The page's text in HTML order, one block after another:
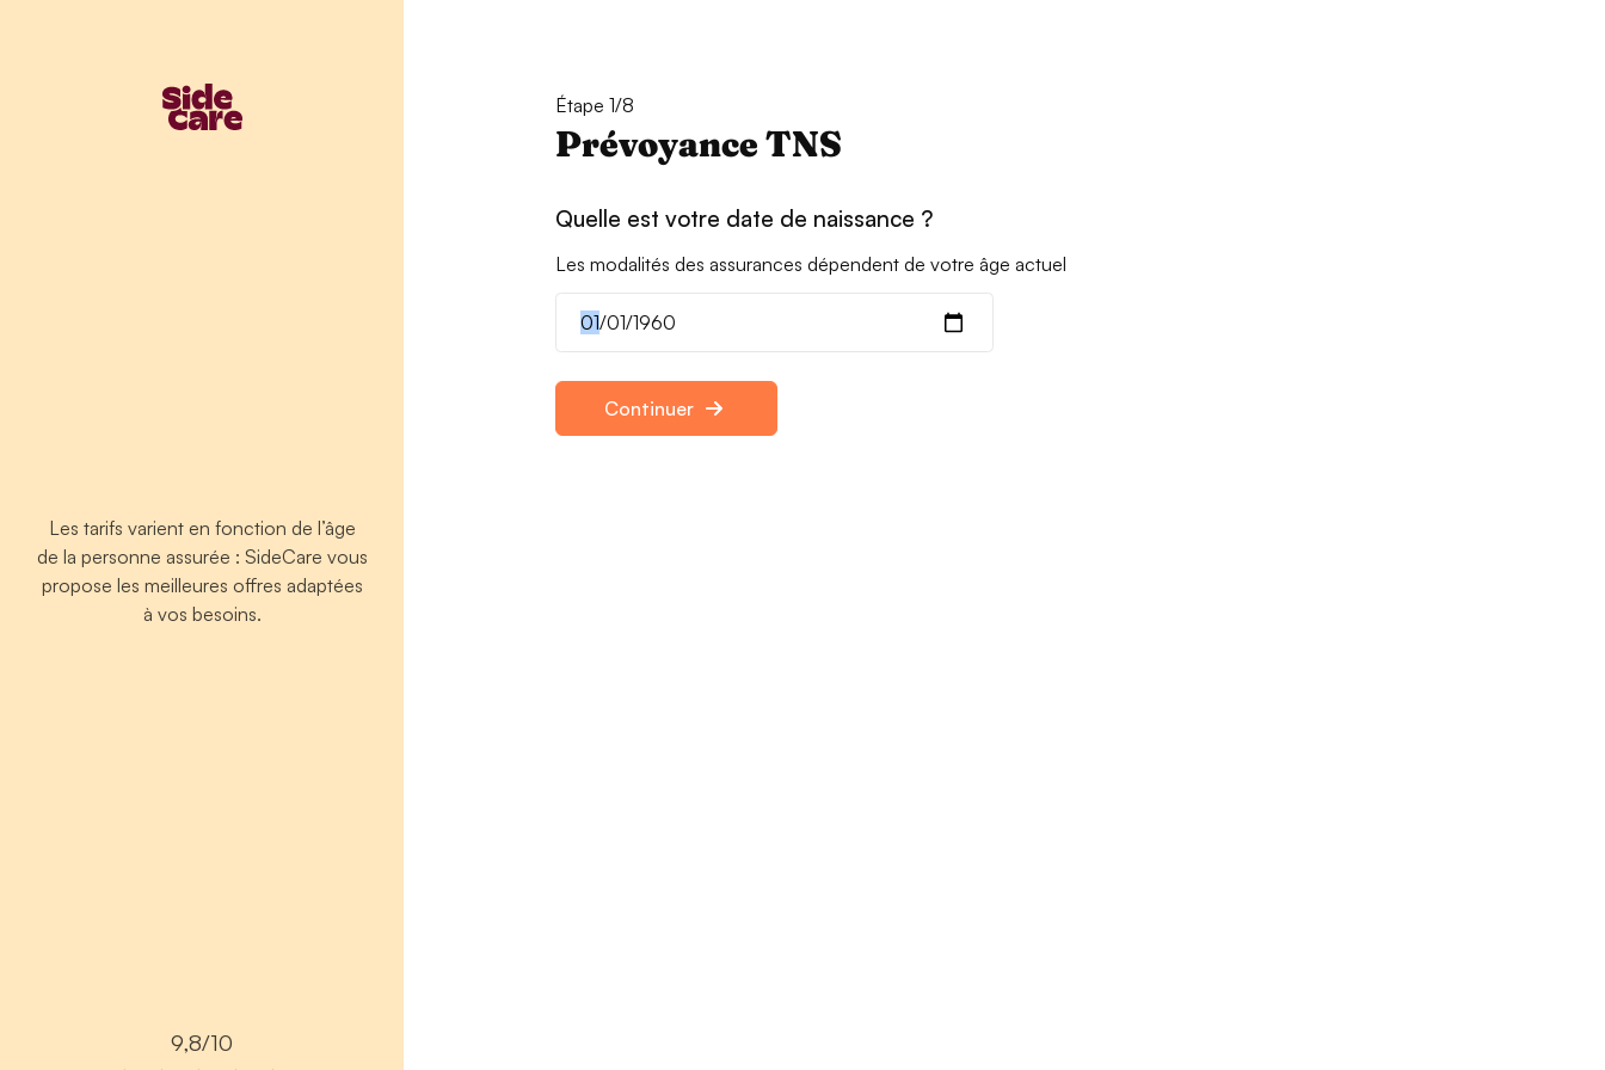
Les tarifs varient en fonction de l’âge
de la personne assurée : SideCare vous
propose les meilleures offres adaptées
à vos besoins.
9,8/10
Étape 1/8
Prévoyance TNS
Quelle est votre date de naissance ?
Les modalités des assurances dépendent de votre âge actuel
Continuer